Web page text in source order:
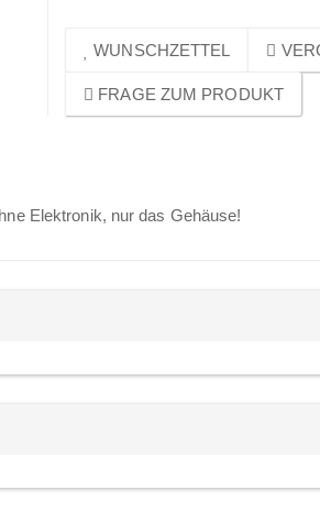
WUNSCHZETTEL
FRAGE ZUM PRODUKT
Elektronik, nur das Gehäuse!